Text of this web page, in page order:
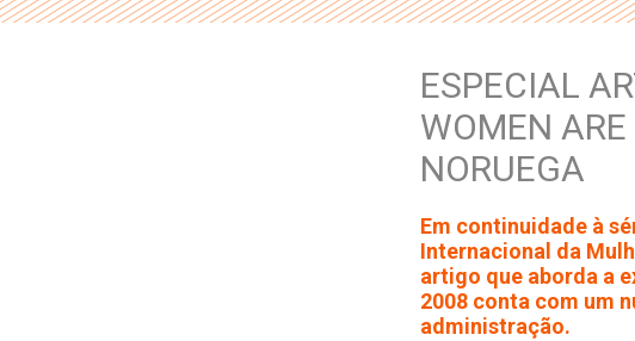
ESPECIAL
WOMEN
NORUEGA
Em continuidade à
Internacional da
artigo que aborda a
2008 conta com um
administração.